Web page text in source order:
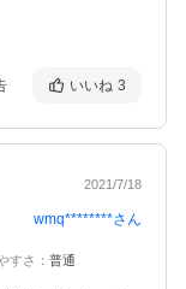
いいね 3
2021/7/18
wmq********さん
すさ ： 普通